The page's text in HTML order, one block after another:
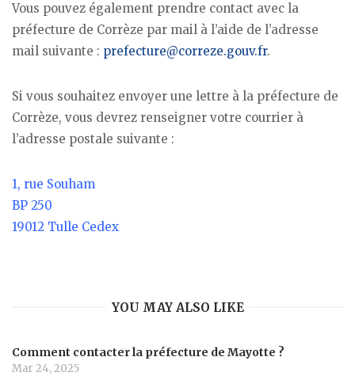
Vous pouvez également prendre contact avec la
préfecture de Corrèze par mail à l’aide de l’adresse
mail suivante : prefecture@correze.gouv.fr.
Si vous souhaitez envoyer une lettre à la préfecture de
Corrèze, vous devrez renseigner votre courrier à
l’adresse postale suivante :
1, rue Souham
BP 250
19012 Tulle Cedex
YOU MAY ALSO LIKE
Comment contacter la préfecture de Mayotte ?
Mar 24, 2025